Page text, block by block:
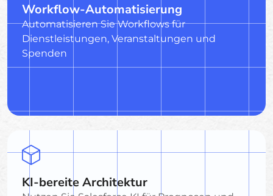
Workflow-Automatisierung
Automatisieren Sie Workflows für
Dienstleistungen, Veranstaltungen und
Spenden
KI-bereite Architektur